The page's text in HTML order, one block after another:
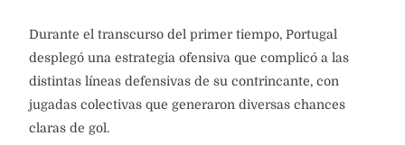
Durante el transcurso del primer tiempo, Portugal
desplegó una estrategia ofensiva que complicó a las
distintas líneas defensivas de su contrincante, con
jugadas colectivas que generaron diversas chances
claras de gol.